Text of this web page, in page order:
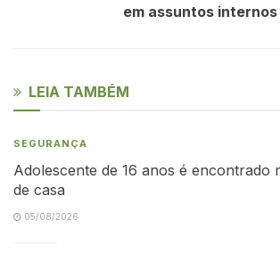
em assuntos internos
LEIA TAMBÉM
SEGURANÇA
Adolescente de 16 anos é encontrado
de casa
05/08/2026